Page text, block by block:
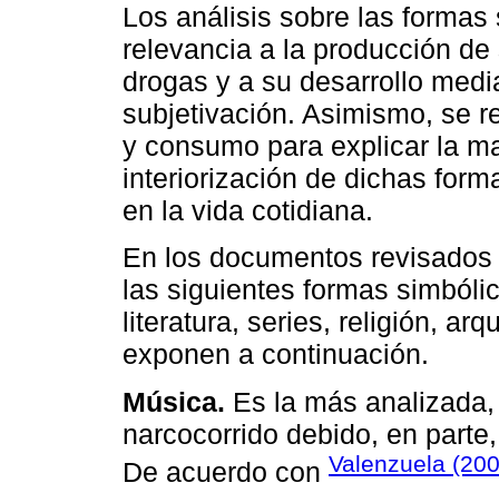
Los análisis sobre las
relevancia a la producción
drogas y a su desarrollo
subjetivación. Asimismo, se
y consumo para explicar la
interiorización de dichas
en la vida cotidiana.
En los documentos
las siguientes formas
literatura, series, religión,
exponen a continuación.
Música. Es la más
narcocorrido debido, en
De acuerdo con Valenzuela